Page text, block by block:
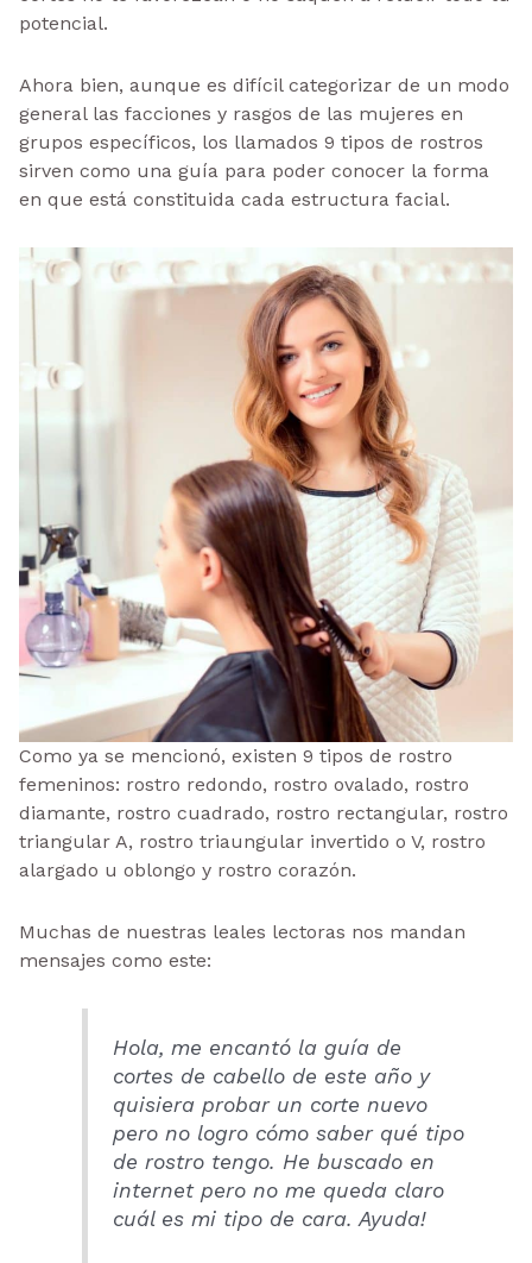
potencial.
Ahora bien, aunque es difícil categorizar de un modo
general las facciones y rasgos de las mujeres en
grupos específicos, los llamados 9 tipos de rostros
sirven como una guía para poder conocer la forma
en que está constituida cada estructura facial.
Como ya se mencionó, existen 9 tipos de rostro
femeninos: rostro redondo, rostro ovalado, rostro
diamante, rostro cuadrado, rostro rectangular, rostro
triangular A, rostro triaungular invertido o V, rostro
alargado u oblongo y rostro corazón.
Muchas de nuestras leales lectoras nos mandan
mensajes como este:
Hola, me encantó la guía de
cortes de cabello de este año y
quisiera probar un corte nuevo
pero no logro cómo saber qué tipo
de rostro tengo. He buscado en
internet pero no me queda claro
cuál es mi tipo de cara. Ayuda!